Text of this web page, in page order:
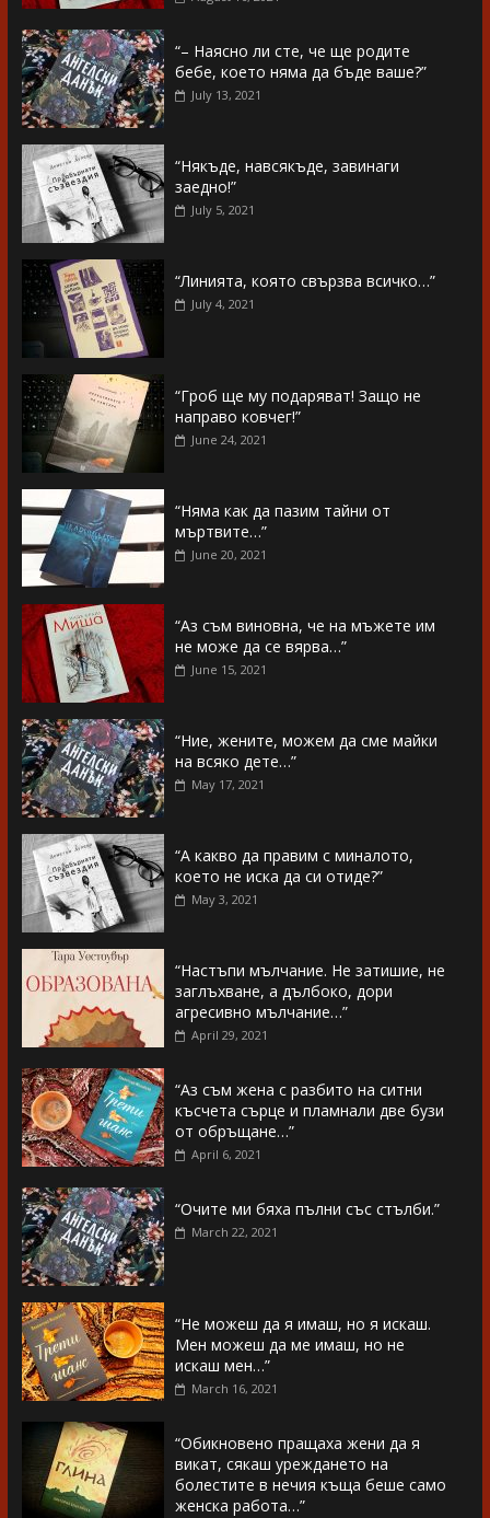
“– Наясно ли сте, че ще родите
бебе, което няма да бъде ваше?”
July 13, 2021
“Някъде, навсякъде, завинаги
заедно!”
July 5, 2021
“Линията, която свързва всичко…”
July 4, 2021
“Гроб ще му подаряват! Защо не
направо ковчег!”
June 24, 2021
“Няма как да пазим тайни от
мъртвите…”
June 20, 2021
“Аз съм виновна, че на мъжете им
не може да се вярва…”
June 15, 2021
“Ние, жените, можем да сме майки
на всяко дете…”
May 17, 2021
“А какво да правим с миналото,
което не иска да си отиде?”
May 3, 2021
“Настъпи мълчание. Не затишие, не
заглъхване, а дълбоко, дори
агресивно мълчание…”
April 29, 2021
“Аз съм жена с разбито на ситни
късчета сърце и пламнали две бузи
от обръщане…”
April 6, 2021
“Очите ми бяха пълни със стълби.”
March 22, 2021
“Не можеш да я имаш, но я искаш.
Мен можеш да ме имаш, но не
искаш мен…”
March 16, 2021
“Обикновено пращаха жени да я
викат, сякаш уреждането на
болестите в нечия къща беше само
женска работа…”